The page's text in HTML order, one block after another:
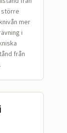
större
mer
i
från